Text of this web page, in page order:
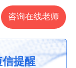
咨询在线老师
提醒